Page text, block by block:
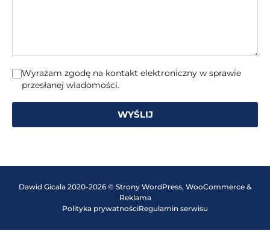
Wyrażam zgodę na kontakt elektroniczny w sprawie
przesłanej wiadomości.
WYŚLIJ
Dawid Gicala 2020-2026 © Strony WordPress, WooCommerce &
Reklama
Polityka prywatnościRegulamin serwisu